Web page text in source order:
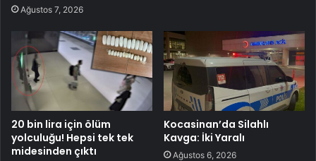
Ağustos 7, 2026
20 bin lira için ölüm
yolculuğu! Hepsi tek tek
midesinden çıktı
Kocasinan’da Silahlı
Kavga: İki Yaralı
Ağustos 6, 2026